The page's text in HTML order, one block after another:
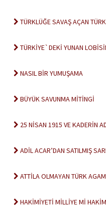
TÜRKLÜĞE SAVAŞ AÇAN
TÜRKİYE`DEKİ YUNAN
NASIL BİR YUMUŞAMA
BÜYÜK SAVUNMA MİTİNGİ
25 NİSAN 1915 VE KADERİN
ADİL ACAR’DAN SATILMIŞ
ATTİLA OLMAYAN TÜRK
HAKİMİYETİ MİLLİYE Mİ